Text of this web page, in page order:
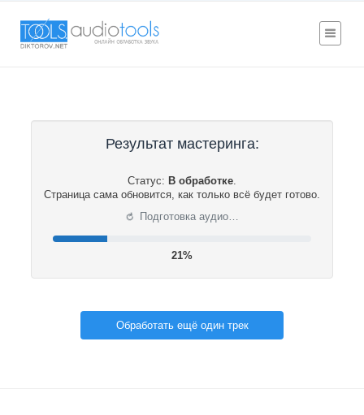
Результат мастеринга:
Статус: В обработке.
Страница сама обновится, как только всё будет готово.
⟳ Подготовка аудио…
22%
Обработать ещё один трек